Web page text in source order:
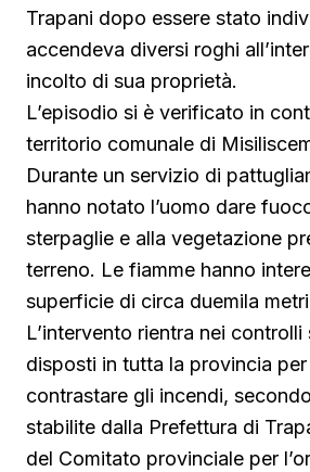
Trapani dopo essere stato
accendeva diversi roghi
incolto di sua proprietà.
L’episodio si è verificato in
territorio comunale di
Durante un servizio di
hanno notato l’uomo dare
sterpaglie e alla vegetazione
terreno. Le fiamme hanno
superficie di circa duemila
L’intervento rientra nei controlli
disposti in tutta la provincia
contrastare gli incendi,
stabilite dalla Prefettura di
del Comitato provinciale per